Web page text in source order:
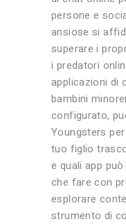
persone e
ansiose si
superare i
i predatori
applicazioni di
bambini
configurato,
Youngsters
tuo figlio
e quali app
che fare con
esplorare
strumento di